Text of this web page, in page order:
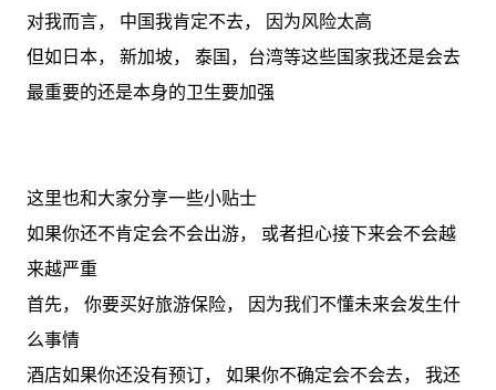
对我而言， 中国我肯定不去， 因为风险太高
但如日本， 新加坡， 泰国，台湾等这些国家我还是会去
最重要的还是本身的卫生要加强
这里也和大家分享一些小贴士
如果你还不肯定会不会出游， 或者担心接下来会不会越
来越严重
首先， 你要买好旅游保险， 因为我们不懂未来会发生什
么事情
酒店如果你还没有预订， 如果你不确定会不会去， 我还